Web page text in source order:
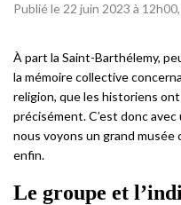
Publié le 22 juin 2023 à
À part la Saint-Barthélemy,
la mémoire collective
religion, que les historiens
précisément. C’est donc
nous voyons un grand
enfin.
Le groupe et